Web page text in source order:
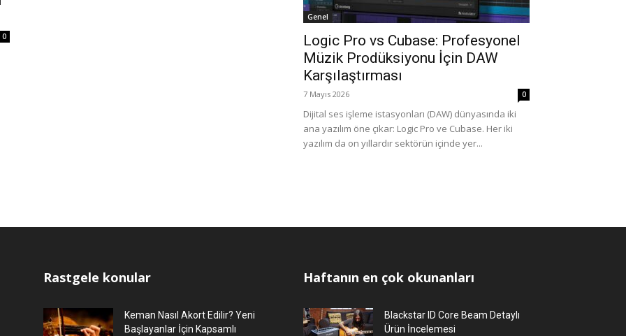
0
Genel
Logic Pro vs Cubase: Profesyonel
Müzik Prodüksiyonu İçin DAW
Karşılaştırması
7 Mayıs 2026 0
Dijital ses işleme istasyonları (DAW) dünyasında iki
ana yazılım öne çıkar: Logic Pro ve Cubase. Her iki
yazılım da on yıllardır sektörün içinde yer...
Rastgele konular
Keman Nasıl Akort Edilir? Yeni
Başlayanlar İçin Kapsamlı
Haftanın en çok okunanları
Blackstar ID Core Beam Detaylı
Ürün İncelemesi